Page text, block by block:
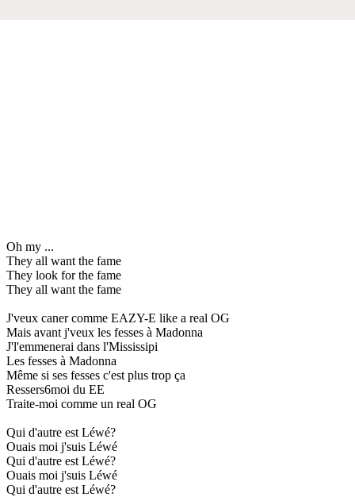
Oh my ...
They all want the fame
They look for the fame
They all want the fame
J'veux caner comme EAZY-E like a real OG
Mais avant j'veux les fesses à Madonna
J'l'emmenerai dans l'Mississipi
Les fesses à Madonna
Même si ses fesses c'est plus trop ça
Ressers6moi du EE
Traite-moi comme un real OG
Qui d'autre est Léwé?
Ouais moi j'suis Léwé
Qui d'autre est Léwé?
Ouais moi j'suis Léwé
Qui d'autre est Léwé?